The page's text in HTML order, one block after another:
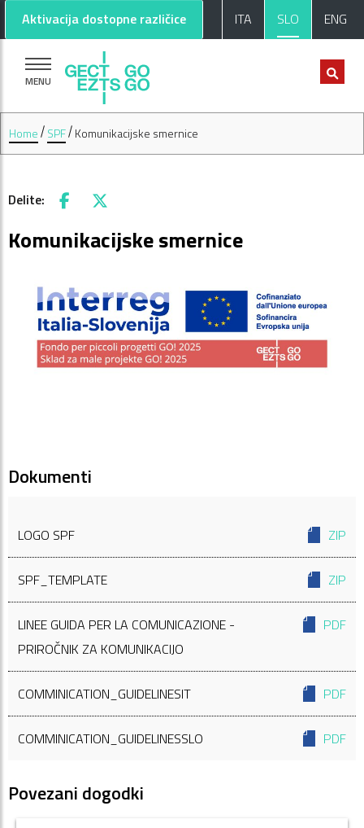
Pojdi na glavno vsebino
Pojdi na nogo strani
Aktivacija dostopne različice ITA SLO ENG
MENU
Home SPF Komunikacijske smernice
Delite: Facebook
X
Komunikacijske smernice
Dokumenti
LOGO SPF ZIP
SPF_TEMPLATE ZIP
LINEE GUIDA PER LA COMUNICAZIONE -
PRIROČNIK ZA KOMUNIKACIJO
PDF
COMMINICATION_GUIDELINESIT PDF
COMMINICATION_GUIDELINESSLO PDF
Povezani dogodki